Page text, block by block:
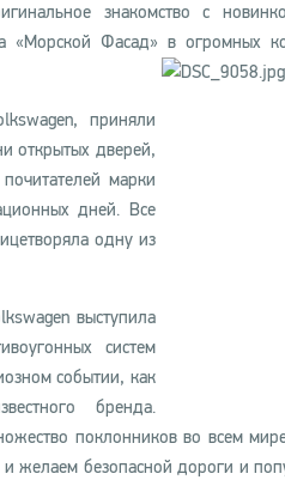
знакомство с
«Морской Фасад» в огромных
приняли
открытых дверей,
марки
дней. Все
одну из
выступила
систем
событии, как
бренда.
поклонников во всем
желаем безопасной дороги и